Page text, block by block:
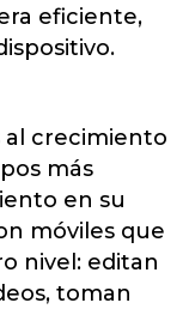
eficiente,
al crecimiento
más
en su
móviles que
nivel: editan
toman